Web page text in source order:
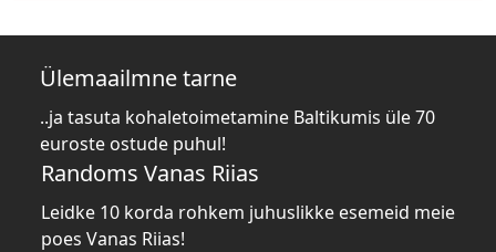
Ülemaailmne tarne
..ja tasuta kohaletoimetamine Baltikumis üle 70
euroste ostude puhul!
Randoms Vanas Riias
Leidke 10 korda rohkem juhuslikke esemeid meie
poes Vanas Riias!